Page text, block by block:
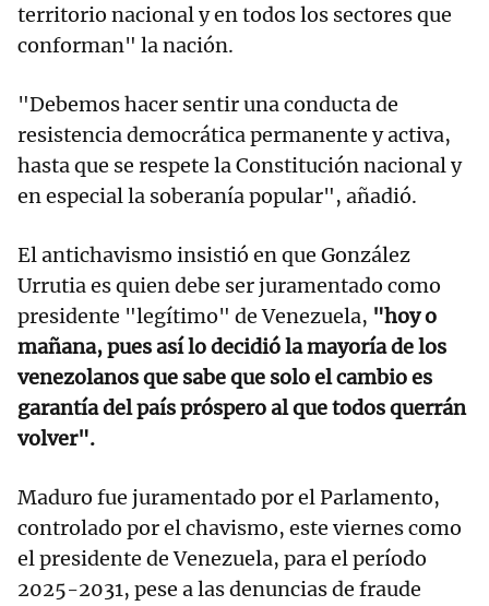
territorio nacional y en todos los sectores que
conforman" la nación.
"Debemos hacer sentir una conducta de
resistencia democrática permanente y activa,
hasta que se respete la Constitución nacional y
en especial la soberanía popular", añadió.
El antichavismo insistió en que González
Urrutia es quien debe ser juramentado como
presidente "legítimo" de Venezuela, "hoy o
mañana, pues así lo decidió la mayoría de los
venezolanos que sabe que solo el cambio es
garantía del país próspero al que todos querrán
volver".
Maduro fue juramentado por el Parlamento,
controlado por el chavismo, este viernes como
el presidente de Venezuela, para el período
2025-2031, pese a las denuncias de fraude